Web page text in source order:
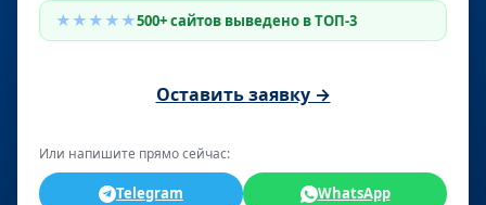
★★★★★500+ сайтов выведено в ТОП-3
Оставить заявку →
Или напишите прямо сейчас:
Telegram WhatsApp